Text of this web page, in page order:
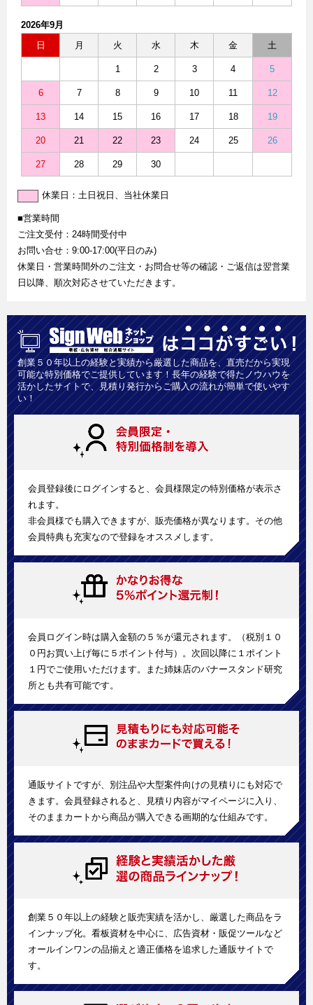
2026年9月
日
月 火 水 木 金 土
1 2 3 4 5
6 7 8 9 10 11 12
13 14 15 16 17 18 19
20 21 22 23 24 25 26
27 28 29 30
休業日：土日祝日、当社休業日
■営業時間
ご注文受付：24時間受付中
お問い合せ：9:00-17:00(平日のみ)
休業日・営業時間外のご注文・お問合せ等の確認・ご返信は翌営業
日以降、順次対応させていただきます。
創業５０年以上の経験と実績から厳選した商品を、直売だから実現
可能な特別価格でご提供しています！長年の経験で得たノウハウを
活かしたサイトで、見積り発行からご購入の流れが簡単で使いやす
い！
会員登録後にログインすると、会員様限定の特別価格が表示さ
れます。
非会員様でも購入できますが、販売価格が異なります。その他
会員特典も充実なので登録をオススメします。
会員ログイン時は購入金額の５％が還元されます。（税別１０
０円お買い上げ毎に５ポイント付与）。次回以降に１ポイント
１円でご使用いただけます。また姉妹店のバナースタンド研究
所とも共有可能です。
通販サイトですが、別注品や大型案件向けの見積りにも対応で
きます。会員登録されると、見積り内容がマイページに入り、
そのままカートから商品が購入できる画期的な仕組みです。
創業５０年以上の経験と販売実績を活かし、厳選した商品をラ
インナップ化。看板資材を中心に、広告資材・販促ツールなど
オールインワンの品揃えと適正価格を追求した通販サイトで
す。